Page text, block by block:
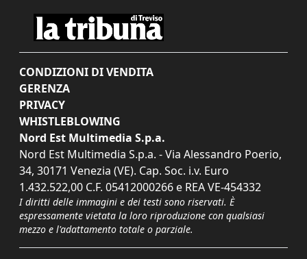
CONDIZIONI DI VENDITA
GERENZA
PRIVACY
WHISTLEBLOWING
Nord Est Multimedia S.p.a.
Nord Est Multimedia S.p.a. - Via Alessandro Poerio,
34, 30171 Venezia (VE). Cap. Soc. i.v. Euro
1.432.522,00 C.F. 05412000266 e REA VE-454332
I diritti delle immagini e dei testi sono riservati. È
espressamente vietata la loro riproduzione con qualsiasi
mezzo e l'adattamento totale o parziale.